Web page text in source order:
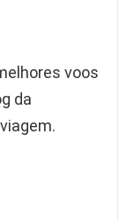
voos
da